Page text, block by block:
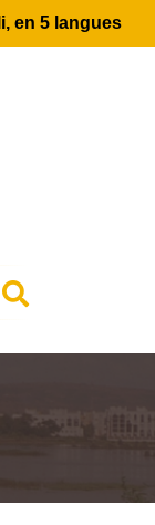
en 5 langues